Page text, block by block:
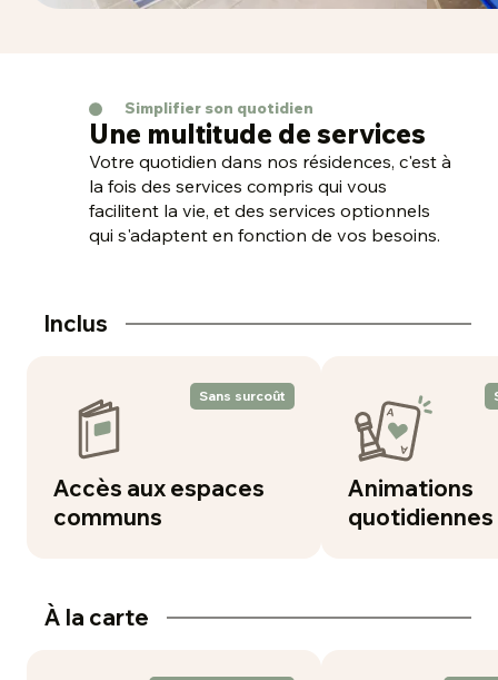
Simplifier son quotidien
Une multitude de services
Votre quotidien dans nos résidences, c'est à
la fois des services compris qui vous
facilitent la vie, et des services optionnels
qui s'adaptent en fonction de vos besoins.
Inclus
Sans surcoût
Accès aux espaces
communs
Animations
quotidiennes
À la carte